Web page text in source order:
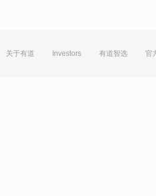
关于有道 Investors 有道智选 官